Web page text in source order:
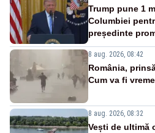
Trump pune 1
Columbiei
președinte
8 aug. 2026, 08:42
România,
Cum va fi
8 aug. 2026, 08:32
Vești de ultimă